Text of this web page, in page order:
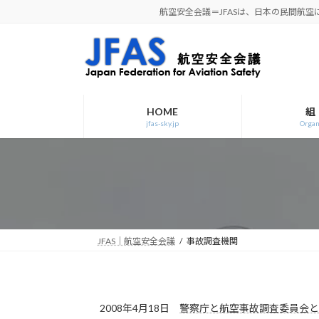
航空安全会議＝JFASは、日本の民間航
HOME
jfas-sky.jp
JFAS｜航空安全会議 事故調査機関
2008年4月18日
警察庁と航空事故調査委員会